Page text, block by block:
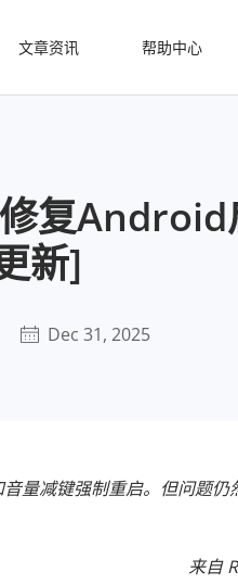
文章资讯 帮助中心
复Android
新]
Dec 31, 2025
量减键强制重启。但问题仍
来自